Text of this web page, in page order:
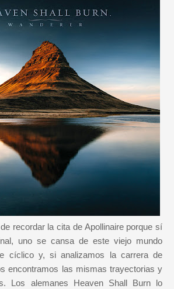
recordar la cita de Apollinaire porque sí
uno se cansa de este viejo mundo
cíclico y, si analizamos la carrera de
encontramos las mismas trayectorias y
Los alemanes Heaven Shall Burn lo